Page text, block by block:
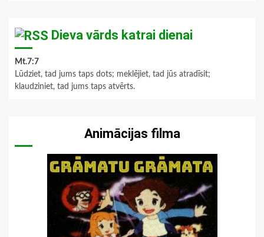
Dieva vārds katrai dienai
Mt.7:7
Lūdziet, tad jums taps dots; meklējiet, tad jūs atradīsit;
klaudziniet, tad jums taps atvērts.
Animācijas filma